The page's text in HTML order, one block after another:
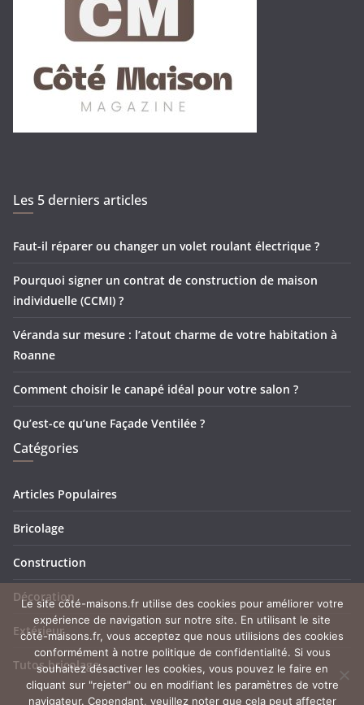
Les 5 derniers articles
Faut-il réparer ou changer un volet roulant électrique ?
Pourquoi signer un contrat de construction de maison
individuelle (CCMI) ?
Véranda sur mesure : l’atout charme de votre habitation à
Roanne
Comment choisir le canapé idéal pour votre salon ?
Qu’est-ce qu’une Façade Ventilée ?
Catégories
Articles Populaires
Bricolage
Construction
Décoration
Extérieur
Tutos bricolage
Le site côté-maisons.fr utilise des cookies pour améliorer votre
expérience de navigation sur notre site. En utilisant le site
côté-maisons.fr, vous acceptez que nous utilisions des cookies
conformément à notre politique de confidentialité. Si vous
souhaitez désactiver les cookies, vous pouvez le faire en
cliquant sur "rejeter" ou en modifiant les paramètres de votre
navigateur. Cependant, veuillez noter que cela peut affecter